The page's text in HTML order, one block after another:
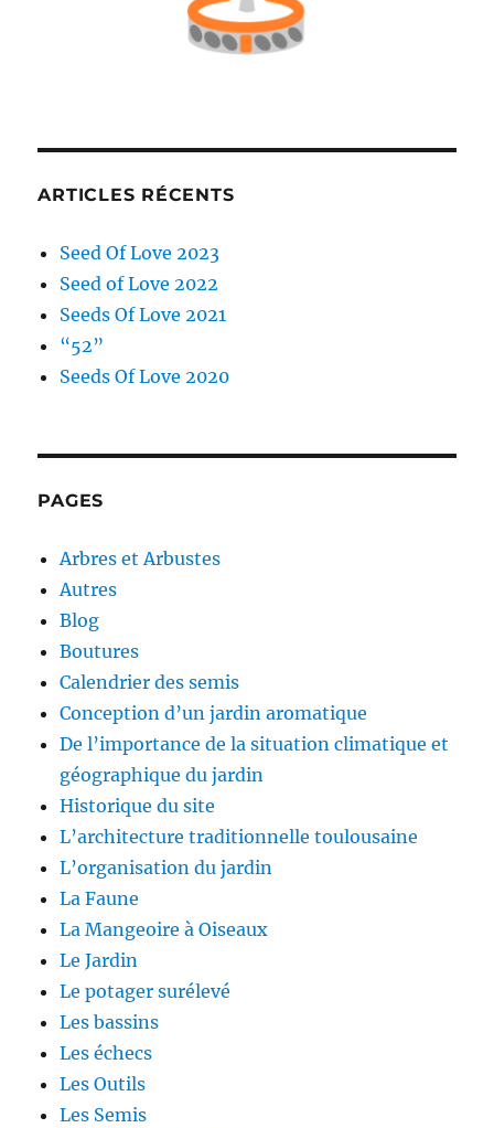
ARTICLES RÉCENTS
Seed Of Love 2023
Seed of Love 2022
Seeds Of Love 2021
“52”
Seeds Of Love 2020
PAGES
Arbres et Arbustes
Autres
Blog
Boutures
Calendrier des semis
Conception d’un jardin aromatique
De l’importance de la situation climatique et
géographique du jardin
Historique du site
L’architecture traditionnelle toulousaine
L’organisation du jardin
La Faune
La Mangeoire à Oiseaux
Le Jardin
Le potager surélevé
Les bassins
Les échecs
Les Outils
Les Semis